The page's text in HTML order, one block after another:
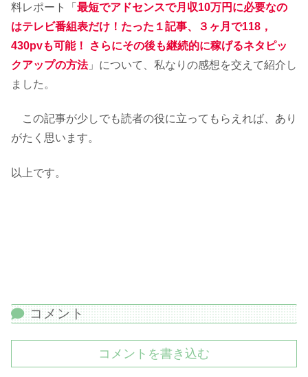
料レポート「 最短でアドセンスで月収10万円に必要なの
はテレビ番組表だけ！たった１記事、３ヶ月で118，
430pvも可能！ さらにその後も継続的に稼げるネタピッ
クアップの方法」について、私なりの感想を交えて紹介し
ました。
この記事が少しでも読者の役に立ってもらえれば、あり
がたく思います。
以上です。
コメント
コメントを書き込む